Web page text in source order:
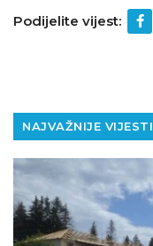
Podijelite vijest:
NAJVAŽNIJE VIJESTI